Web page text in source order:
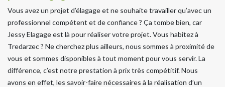
Vous avez un projet d’élagage et ne souhaite travailler qu’avec un
professionnel compétent et de confiance ? Ça tombe bien, car
Jessy Elagage est là pour réaliser votre projet. Vous habitez à
Tredarzec ? Ne cherchez plus ailleurs, nous sommes à proximité de
vous et sommes disponibles à tout moment pour vous servir. La
différence, c’est notre prestation à prix très compétitif. Nous
avons en effet, les savoir-faire nécessaires à la réalisation d’un